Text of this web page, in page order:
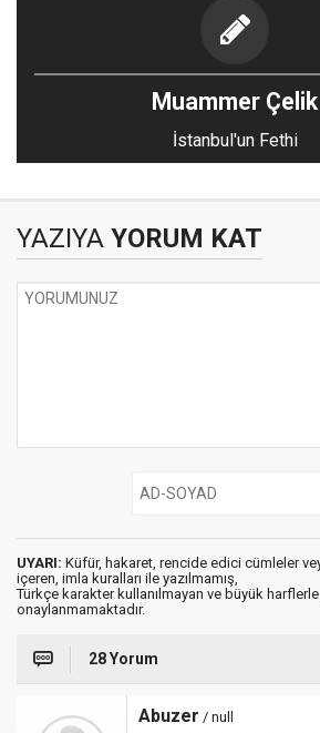
Muammer Çelik
İstanbul'un Fethi
YAZIYA YORUM KAT
UYARI: Küfür, hakaret, rencide edici cümleler
içeren, imla kuralları ile yazılmamış,
Türkçe karakter kullanılmayan ve büyük harflerle
onaylanmamaktadır.
28 Yorum
Abuzer / null